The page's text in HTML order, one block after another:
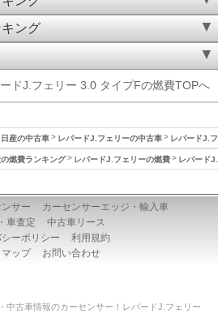
ング
ドJ.フェリー 3.0 タイプFの燃費TOPへ
日産の中古車 レパードJ.フェリーの中古車 レパードJ.
の燃費ランキング レパードJ.フェリーの燃費 レパード
サー
カーセンサーエッジ・輸入車
車査定
中古車リース
ーポリシー
利用規約
ップ
お問い合わせ
中古車情報のカーセンサー！レパードJ.フェリー